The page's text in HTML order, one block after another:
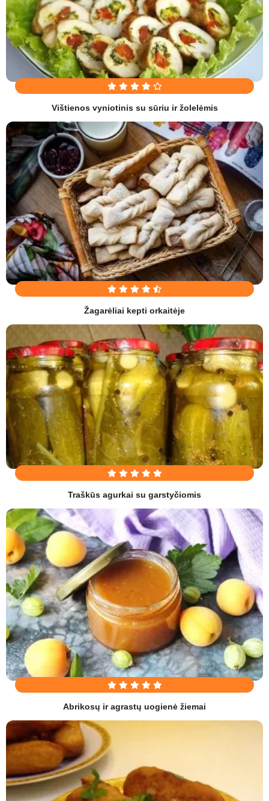
Vištienos vyniotinis su sūriu ir žolelėmis
Žagarėliai kepti orkaitėje
Traškūs agurkai su garstyčiomis
Abrikosų ir agrastų uogienė žiemai